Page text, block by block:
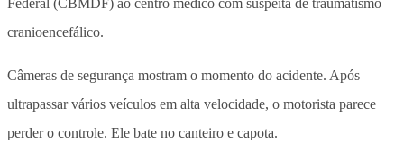
cranioencefálico.
Câmeras de segurança mostram o momento do acidente. Após
ultrapassar vários veículos em alta velocidade, o motorista parece
perder o controle. Ele bate no canteiro e capota.